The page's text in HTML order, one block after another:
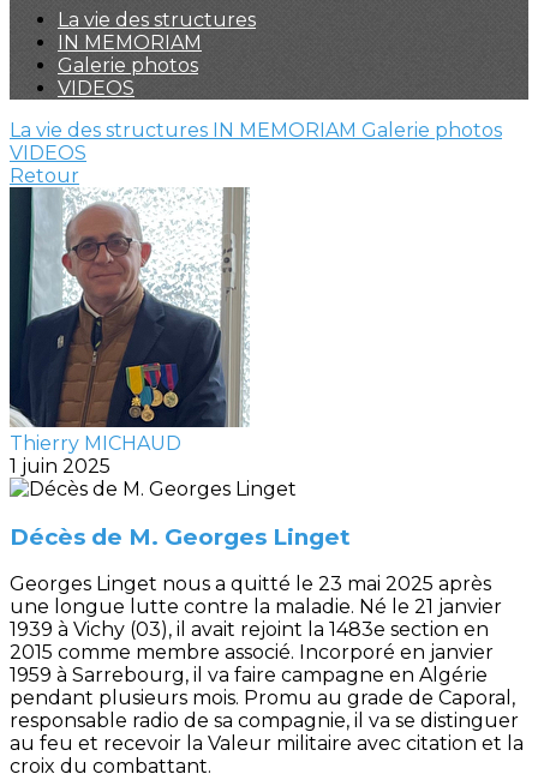
La vie des structures
IN MEMORIAM
Galerie photos
VIDEOS
La vie des structures IN MEMORIAM Galerie photos
VIDEOS
Retour
Thierry MICHAUD
1 juin 2025
Décès de M. Georges Linget
Georges Linget nous a quitté le 23 mai 2025 après
une longue lutte contre la maladie. Né le 21 janvier
1939 à Vichy (03), il avait rejoint la 1483e section en
2015 comme membre associé. Incorporé en janvier
1959 à Sarrebourg, il va faire campagne en Algérie
pendant plusieurs mois. Promu au grade de Caporal,
responsable radio de sa compagnie, il va se distinguer
au feu et recevoir la Valeur militaire avec citation et la
croix du combattant.